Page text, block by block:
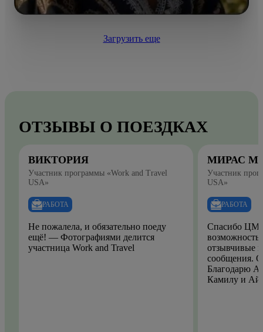
Загрузить еще
ОТЗЫВЫ О ПОЕЗДКАХ
ВИКТОРИЯ
Участник программы «Work and Travel
USA»
РАБОТА
Не пожалела, и обязательно поеду
ещё! — Фотографиями делится
участница Work and Travel
МИРАС
Участник
USA»
РАБОТА
Спасибо ЦМО
отзывчивые
сообщения.
Благодарю
Камилу и